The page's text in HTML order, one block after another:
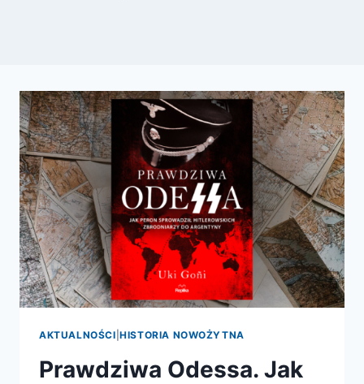
AKTUALNOŚCI |HISTORIA NOWOŻYTNA
Prawdziwa Odessa. Jak